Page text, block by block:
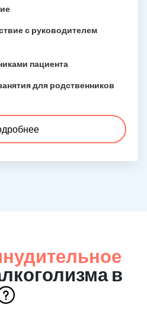
с руководителем
пациента
для родственников
в